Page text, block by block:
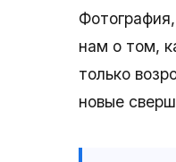
нам о том,
только
новые